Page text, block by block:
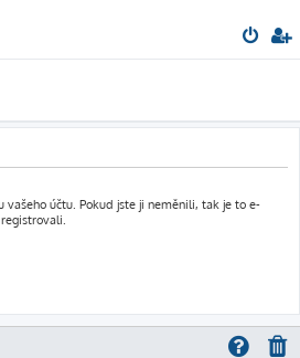
vašeho účtu. Pokud jste ji neměnili, tak je to e-